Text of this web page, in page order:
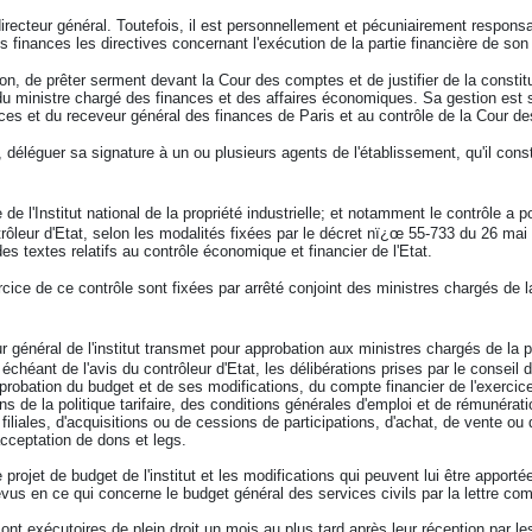
général. Toutefois, il est personnellement et pécuniairement
finances les directives concernant l'exécution de la partie financière de
de prêter serment devant la Cour des comptes et de justifier de la
ministre chargé des finances et des affaires économiques. Sa gestion est
et du receveur général des finances de Paris et au contrôle de la Cour
sa signature à un ou plusieurs agents de l'établissement, qu'il
de l'Institut national de la propriété industrielle; et notamment le contrôle a
d'Etat, selon les modalités fixées par le décret nï¿œ 55-733 du 26 mai
textes relatifs au contrôle économique et financier de l'Etat.
de ce contrôle sont fixées par arrêté conjoint des ministres chargés de
général de l'institut transmet pour approbation aux ministres chargés de la
de l'avis du contrôleur d'Etat, les délibérations prises par le conseil
du budget et de ses modifications, du compte financier de
de la politique tarifaire, des conditions générales d'emploi et de
d'acquisitions ou de cessions de participations, d'achat, de vente ou
de dons et legs.
projet de budget de l'institut et les modifications qui peuvent lui être
en ce qui concerne le budget général des services civils par la lettre